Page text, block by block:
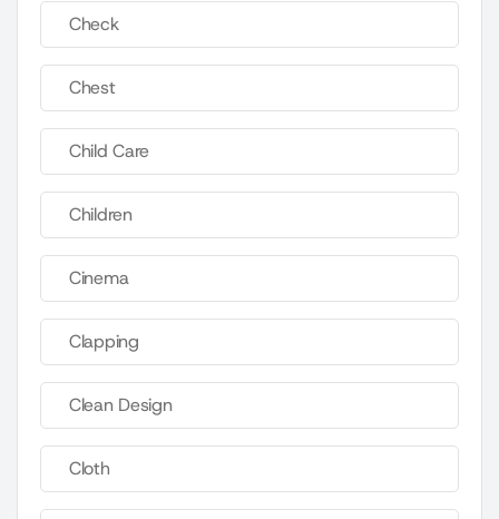
Check
Chest
Child Care
Children
Cinema
Clapping
Clean Design
Cloth